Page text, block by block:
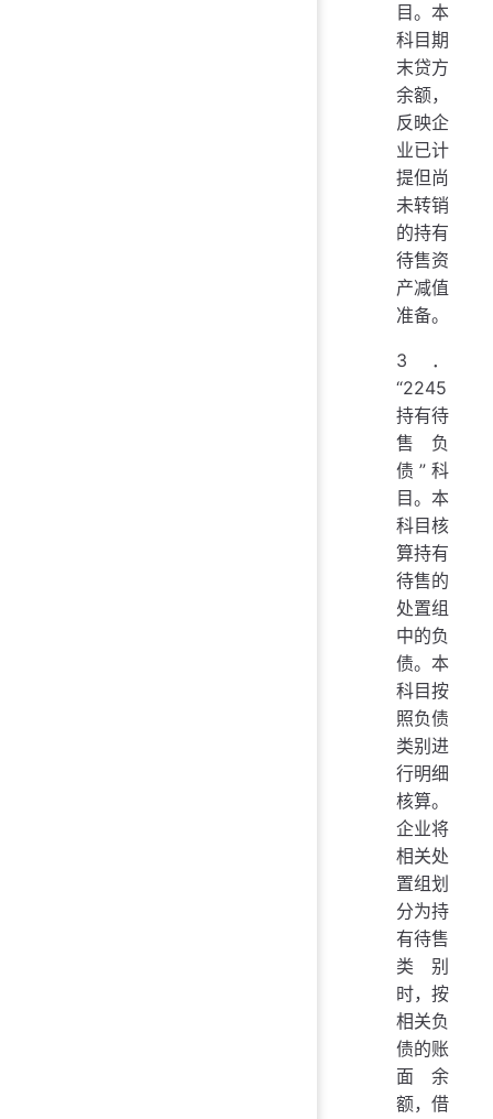
目。本
科目期
末贷方
余额，
反映企
业已计
提但尚
未转销
的持有
待售资
产减值
准备。
3．
“2245
持有待
售负
债”科
目。本
科目核
算持有
待售的
处置组
中的负
债。本
科目按
照负债
类别进
行明细
核算。
企业将
相关处
置组划
分为持
有待售
类别
时，按
相关负
债的账
面余
额，借